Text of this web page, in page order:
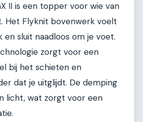
II is een topper voor wie van
Het Flyknit bovenwerk voelt
en sluit naadloos om je voet.
zorgt voor een
bij het schieten en
dat je uitglijdt. De demping
licht, wat zorgt voor een